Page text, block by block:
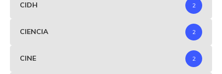
CIDH 2
CIENCIA 2
CINE 2